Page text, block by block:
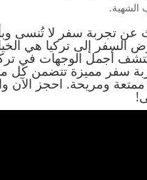
الشهية.
عن تجربة سفر لا تُنسى
السفر إلى تركيا هي
أجمل الوجهات في
سفر مميزة تتضمن كل
ومريحة. احجز الآن